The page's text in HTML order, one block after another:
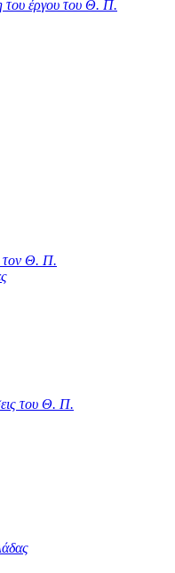
του έργου του Θ. Π.
τον Θ. Π.
του Θ. Π.